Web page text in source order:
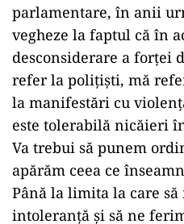
parlamentare, în anii
vegheze la faptul că în
desconsiderare a forţei
refer la poliţişti, mă
la manifestări cu
este tolerabilă nicăieri
Va trebui să punem
apărăm ceea ce
Până la limita la care să
intoleranţă şi să ne